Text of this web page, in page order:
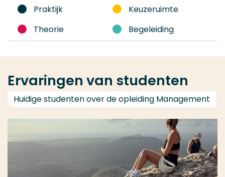
Praktijk
Keuzeruimte
Theorie
Begeleiding
Ervaringen van studenten
Huidige studenten over de opleiding Management